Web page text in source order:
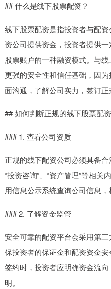
## 什么是线下股票配资？
线下股票配资是指投资者与配
资公司提供资金，投资者提供
股票账户的一种融资模式。与
更强的安全性和信任基础，因
面沟通，了解公司实力，签订正
## 如何判断正规的线下股票配
### 1. 查看公司资质
正规的线下配资公司必须具备
“投资咨询”、“资产管理”等相
用信息公示系统查询公司信息，
### 2. 了解资金监管
安全可靠的配资平台会采用第
保投资者的保证金和配资资金
签约时，投资者应明确资金流
明。